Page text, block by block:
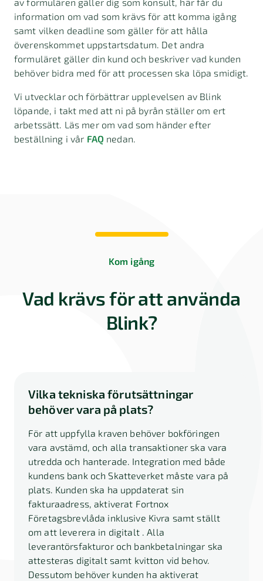
information om vad som krävs för att komma igång
samt vilken deadline som gäller för att hålla
överenskommet uppstartsdatum. Det andra
formuläret gäller din kund och beskriver vad kunden
behöver bidra med för att processen ska löpa smidigt.
Vi utvecklar och förbättrar upplevelsen av Blink
löpande, i takt med att ni på byrån ställer om ert
arbetssätt. Läs mer om vad som händer efter
beställning i vår FAQ nedan.
Kom igång
Vad krävs för att använda
Blink?
Vilka tekniska förutsättningar
behöver vara på plats?
För att uppfylla kraven behöver bokföringen
vara avstämd, och alla transaktioner ska vara
utredda och hanterade. Integration med både
kundens bank och Skatteverket måste vara på
plats. Kunden ska ha uppdaterat sin
fakturaadress, aktiverat Fortnox
Företagsbrevlåda inklusive Kivra samt ställt
om att leverera in digitalt . Alla
leverantörsfakturor och bankbetalningar ska
attesteras digitalt samt kvitton vid behov.
Dessutom behöver kunden ha aktiverat